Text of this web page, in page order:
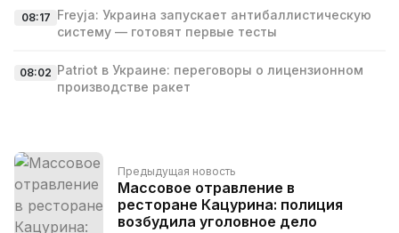
08:17 Freyja: Украина запускает антибаллистическую
систему — готовят первые тесты
08:02 Patriot в Украине: переговоры о лицензионном
производстве ракет
Предыдущая новость
Массовое отравление в
ресторане Кацурина: полиция
возбудила уголовное дело